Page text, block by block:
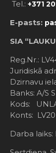
Tel.: +371
E-pasts:
SIA
Reg.Nr.:
Juridiskā
Dzirnavu
Banks: A/S
Kods:
Konts:
Darba laiks: